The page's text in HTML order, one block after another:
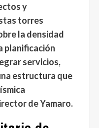
y
torres
la densidad
planificación
servicios,
estructura que
de Yamaro.